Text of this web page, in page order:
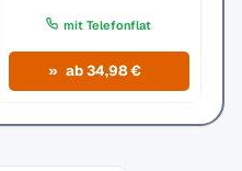
mit Telefonflat
ab 34,98 €